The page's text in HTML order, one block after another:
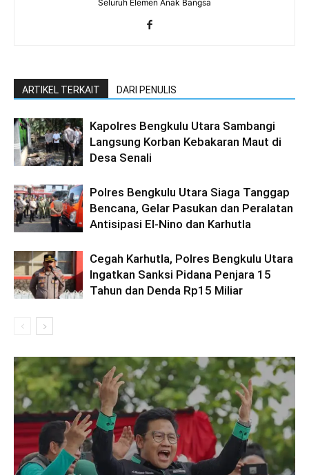
Seluruh Elemen Anak Bangsa
ARTIKEL TERKAIT DARI PENULIS
Kapolres Bengkulu Utara Sambangi
Langsung Korban Kebakaran Maut di
Desa Senali
Polres Bengkulu Utara Siaga Tanggap
Bencana, Gelar Pasukan dan Peralatan
Antisipasi El-Nino dan Karhutla
Cegah Karhutla, Polres Bengkulu Utara
Ingatkan Sanksi Pidana Penjara 15
Tahun dan Denda Rp15 Miliar